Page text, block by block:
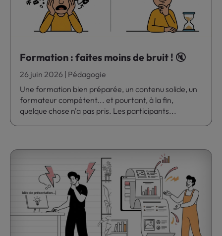
Formation : faites moins de bruit ! 🔇
26 juin 2026 | Pédagogie
Une formation bien préparée, un contenu solide, un
formateur compétent... et pourtant, à la fin,
quelque chose n'a pas pris. Les participants...